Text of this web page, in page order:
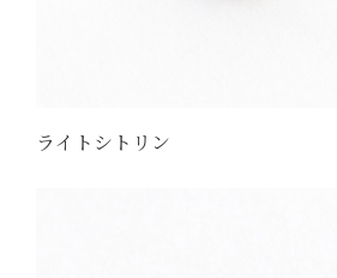
ライトシトリン